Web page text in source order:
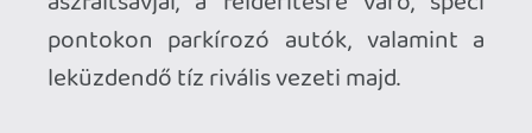
feliratokat már messziről kiszúrhatjuk az
épületek között lavírozva.